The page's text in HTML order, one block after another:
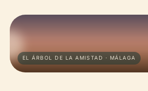
EL ÁRBOL DE LA AMISTAD · MÁLAGA